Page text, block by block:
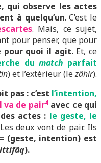
qui observe les actes
à quelqu’un. C’est le
. Mais, ce sujet,
pour penser, que pour
pour quoi il agit.Et, ce
du match parfait
) et l’extérieur (lezâhir).
pas : c’est l’intention,
va de pair4avec ce qui
actes : le geste, le
Les deux vont de pair. Ils
(geste, intention) est
ittifâq).